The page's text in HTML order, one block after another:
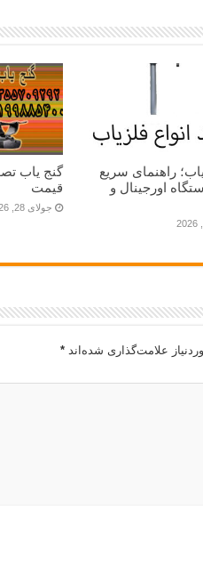
راهنمای سریع
اورجینال و
گنج یاب
قیمت
جولای 28, 2026
علامت‌گذاری شده‌اند *